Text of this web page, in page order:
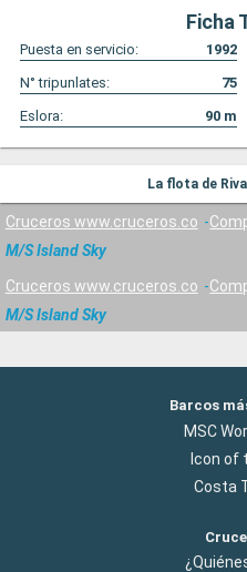
Ficha
Puesta en servicio: 1992
N° tripunlates:
75
Eslora:
90 m
La flota de
Cruceros www.cruceros.co
M/S Island Sky
Cruceros www.cruceros.co
M/S Island Sky
Barcos
MSC
Icon of
Costa